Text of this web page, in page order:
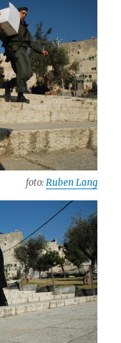
foto:Ruben Lang